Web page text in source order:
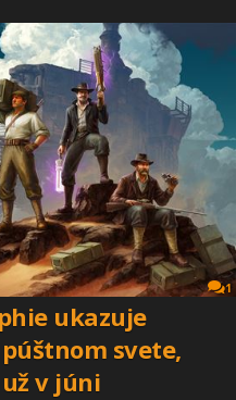
1
ukazuje
svete,
v júni